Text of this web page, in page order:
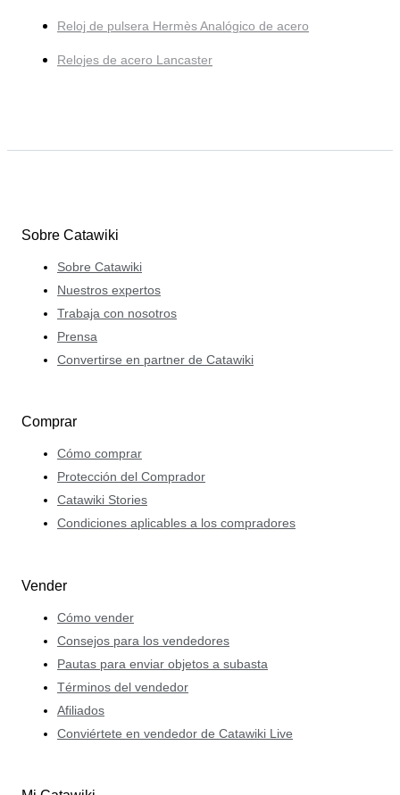
Reloj de pulsera Hermès Analógico de acero
Relojes de acero Lancaster
Sobre Catawiki
Sobre Catawiki
Nuestros expertos
Trabaja con nosotros
Prensa
Convertirse en partner de Catawiki
Comprar
Cómo comprar
Protección del Comprador
Catawiki Stories
Condiciones aplicables a los compradores
Vender
Cómo vender
Consejos para los vendedores
Pautas para enviar objetos a subasta
Términos del vendedor
Afiliados
Conviértete en vendedor de Catawiki Live